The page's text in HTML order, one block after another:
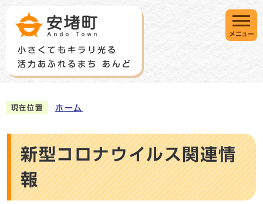
メニュー
現在位置 ホーム
新型コロナウイルス関連情
報